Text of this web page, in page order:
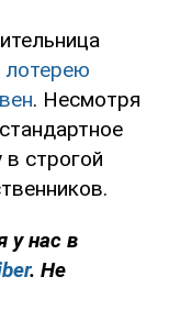
лотерею
. Несмотря
строгой
у нас в
. Не